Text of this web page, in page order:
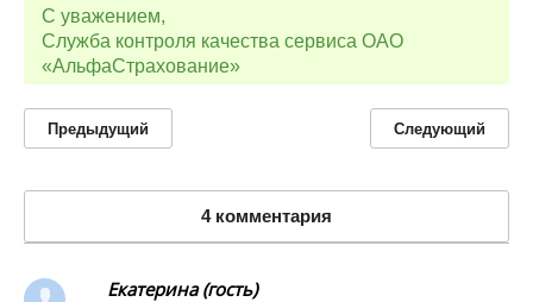
С уважением,
Служба контроля качества сервиса ОАО
«АльфаСтрахование»
Предыдущий Следующий
4 комментария
Екатерина (гость)